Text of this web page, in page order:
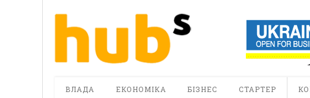
ВЛАДА ЕКОНОМІКА БІЗНЕС СТАРТЕР